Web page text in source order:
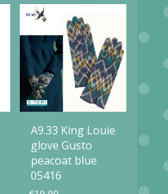
variaties.
gekozen
productpagina
optie
kan
gekozen
A9.33 King Louie
glove Gusto
peacoat blue
05416